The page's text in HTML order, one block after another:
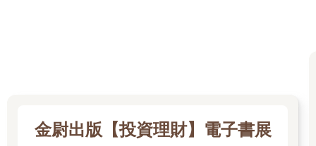
金尉出版【投資理財】電子書展